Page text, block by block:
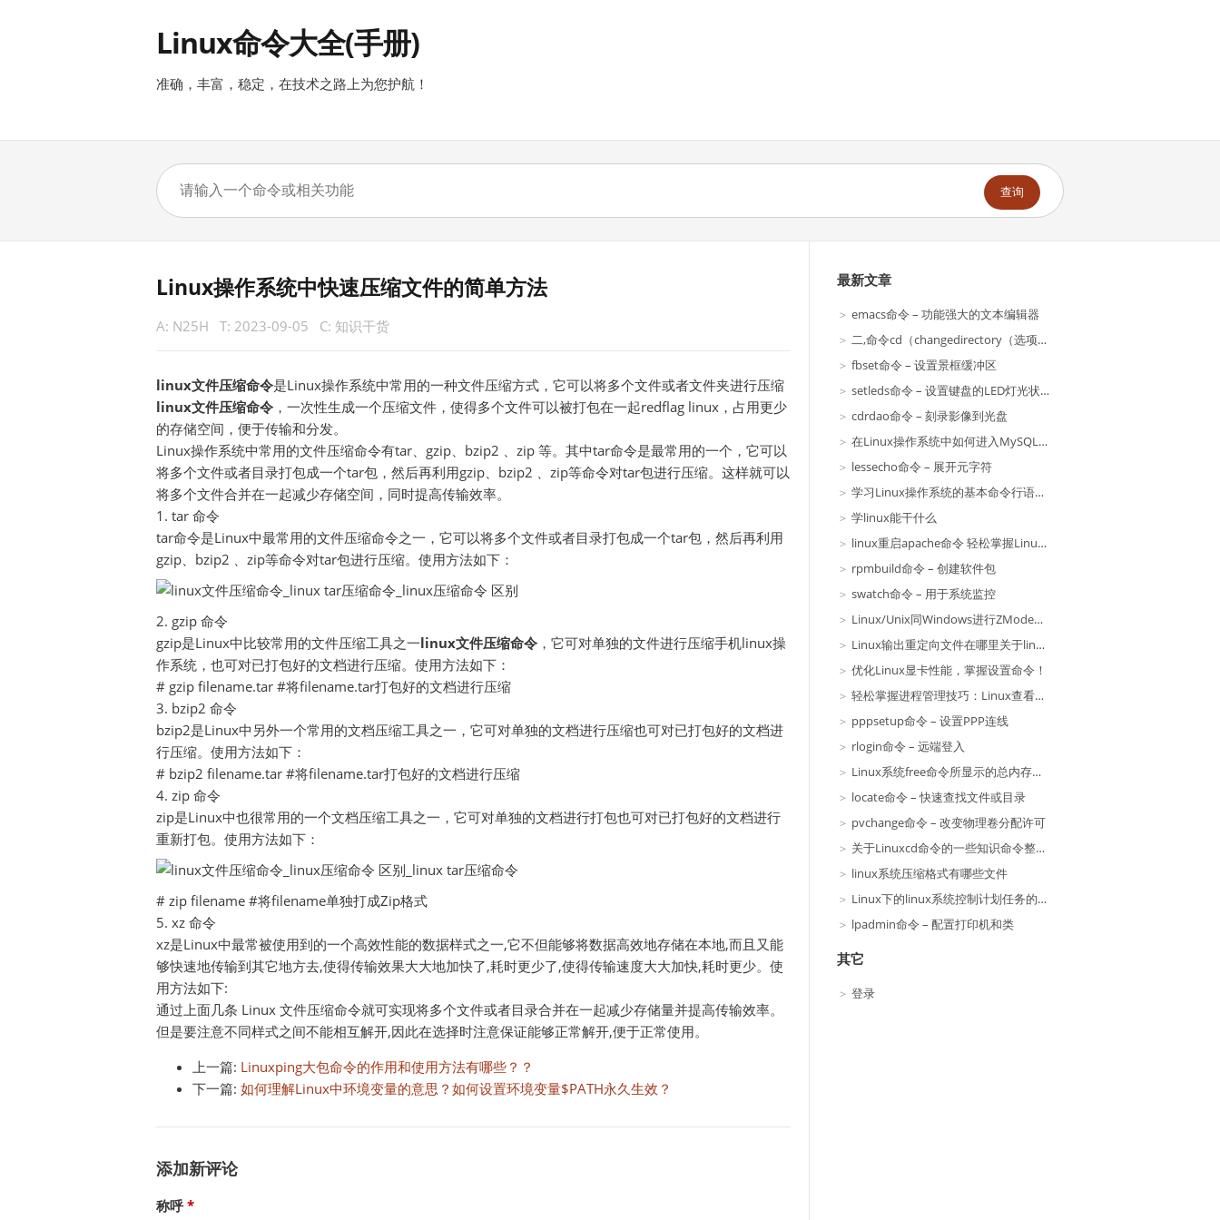
Linux命令大全(手册)
准确，丰富，稳定，在技术之路上为您护航！
查询
Linux操作系统中快速压缩文件的简单方法
A: N25H T: 2023-09-05 C: 知识干货
linux文件压缩命令是Linux操作系统中常用的一种文件压缩方式，它可以将多个文件或者文件夹进行压缩
linux文件压缩命令 ，一次性生成一个压缩文件，使得多个文件可以被打包在一起redflag linux，占用更少
的存储空间，便于传输和分发。
Linux操作系统中常用的文件压缩命令有tar、gzip、bzip2 、zip 等。其中tar命令是最常用的一个，它可以
将多个文件或者目录打包成一个tar包，然后再利用gzip、bzip2 、zip等命令对tar包进行压缩。这样就可以
将多个文件合并在一起减少存储空间，同时提高传输效率。
1. tar 命令
tar命令是Linux中最常用的文件压缩命令之一，它可以将多个文件或者目录打包成一个tar包，然后再利用
gzip、bzip2 、zip等命令对tar包进行压缩。使用方法如下：
2. gzip 命令
gzip是Linux中比较常用的文件压缩工具之一linux文件压缩命令 ，它可对单独的文件进行压缩手机linux操
作系统，也可对已打包好的文档进行压缩。使用方法如下：
# gzip filename.tar #将filename.tar打包好的文档进行压缩
3. bzip2 命令
bzip2是Linux中另外一个常用的文档压缩工具之一，它可对单独的文档进行压缩也可对已打包好的文档进
行压缩。使用方法如下：
# bzip2 filename.tar #将filename.tar打包好的文档进行压缩
4. zip 命令
zip是Linux中也很常用的一个文档压缩工具之一，它可对单独的文档进行打包也可对已打包好的文档进行
重新打包。使用方法如下：
# zip filename #将filename单独打成Zip格式
5. xz 命令
xz是Linux中最常被使用到的一个高效性能的数据样式之一,它不但能够将数据高效地存储在本地,而且又能
够快速地传输到其它地方去,使得传输效果大大地加快了,耗时更少了,使得传输速度大大加快,耗时更少。使
用方法如下:
通过上面几条 Linux 文件压缩命令就可实现将多个文件或者目录合并在一起减少存储量并提高传输效率。
但是要注意不同样式之间不能相互解开,因此在选择时注意保证能够正常解开,便于正常使用。
上一篇: Linuxping大包命令的作用和使用方法有哪些？？
下一篇: 如何理解Linux中环境变量的意思？如何设置环境变量$PATH永久生效？
添加新评论
称呼
最新文章
emacs命令 – 功能强大的文本编辑器
二,命令cd（changedirectory（选项）（参数）
fbset命令 – 设置景框缓冲区
setleds命令 – 设置键盘的LED灯光状态
cdrdao命令 – 刻录影像到光盘
在Linux操作系统中如何进入MySQL服务器？
lessecho命令 – 展开元字符
学习Linux操作系统的基本命令行语法，开启你的Linux之旅！
学linux能干什么
linux重启apache命令 轻松掌握Linux重启Apache的正确方法，避免错误常见问题
rpmbuild命令 – 创建软件包
swatch命令 – 用于系统监控
Linux/Unix同Windows进行ZModem文件传输的命令行工具
Linux输出重定向文件在哪里关于linux：将所有输出定向到文件
优化Linux显卡性能，掌握设置命令！
轻松掌握进程管理技巧：Linux查看进程PID的命令！
pppsetup命令 – 设置PPP连线
rlogin命令 – 远端登入
Linux系统free命令所显示的总内存数量要比实际可获得的略微少一点
locate命令 – 快速查找文件或目录
pvchange命令 – 改变物理卷分配许可
关于Linuxcd命令的一些知识命令整理与网络
linux系统压缩格式有哪些文件
Linux下的linux系统控制计划任务的命令:crontab命令
lpadmin命令 – 配置打印机和类
其它
登录